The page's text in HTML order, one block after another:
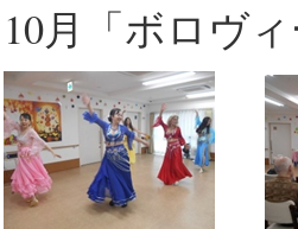
10月「ボロヴ